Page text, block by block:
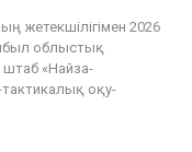
жетекшілігімен 2026
облыстық
штаб «Найза-
оқу-